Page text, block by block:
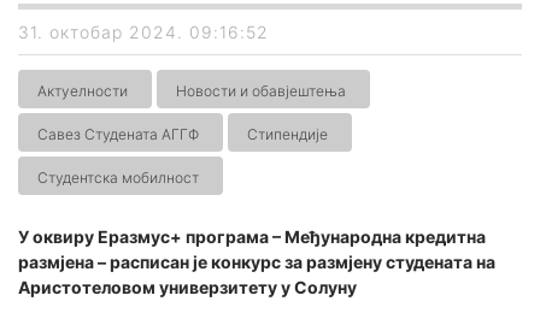
31. октобар 2024. 09:16:52
Актуелности Новости и обавјештења
Савез Студената АГГФ Стипендије
Студентска мобилност
У оквиру Еразмус+ програма – Међународна кредитна
размјена – расписан је конкурс за размјену студената на
Аристотеловом универзитету у Солуну